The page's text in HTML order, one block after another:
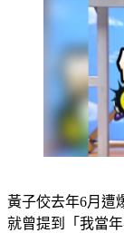
就曾提到「我當
燦得這段過去很